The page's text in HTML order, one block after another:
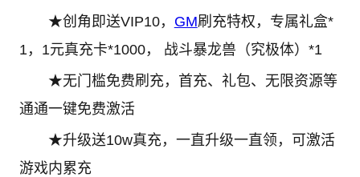
★创角即送VIP10， GM刷充特权，专属礼盒*
1，1元真充卡*1000， 战斗暴龙兽（究极体）*1
★无门槛免费刷充，首充、礼包、无限资源等
通通一键免费激活
★升级送10w真充，一直升级一直领，可激活
游戏内累充